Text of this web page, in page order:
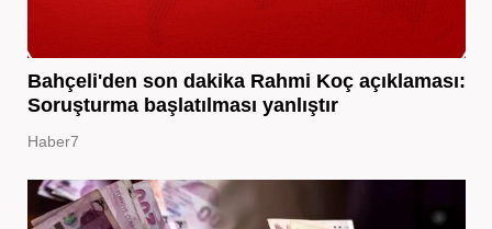
Bahçeli'den son dakika Rahmi Koç açıklaması:
Soruşturma başlatılması yanlıştır
Haber7